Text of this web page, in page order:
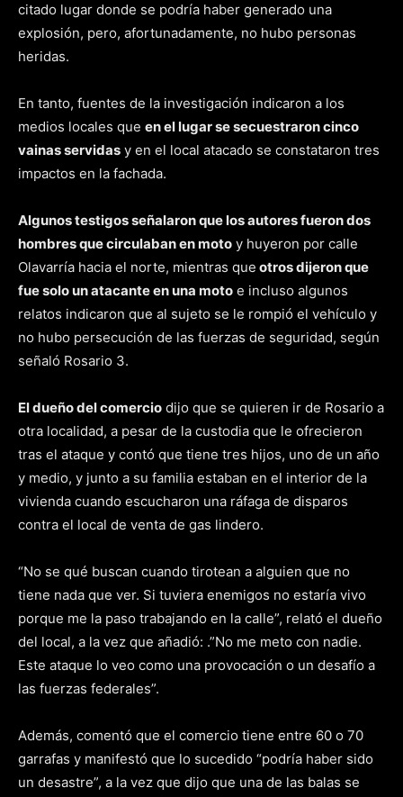
citado lugar donde se podría haber generado una
explosión, pero, afortunadamente, no hubo personas
heridas.
En tanto, fuentes de la investigación indicaron a los
medios locales que en el lugar se secuestraron cinco
vainas servidas y en el local atacado se constataron tres
impactos en la fachada.
Algunos testigos señalaron que los autores fueron dos
hombres que circulaban en moto y huyeron por calle
Olavarría hacia el norte, mientras que otros dijeron que
fue solo un atacante en una moto e incluso algunos
relatos indicaron que al sujeto se le rompió el vehículo y
no hubo persecución de las fuerzas de seguridad, según
señaló Rosario 3.
El dueño del comercio dijo que se quieren ir de Rosario a
otra localidad, a pesar de la custodia que le ofrecieron
tras el ataque y contó que tiene tres hijos, uno de un año
y medio, y junto a su familia estaban en el interior de la
vivienda cuando escucharon una ráfaga de disparos
contra el local de venta de gas lindero.
“No se qué buscan cuando tirotean a alguien que no
tiene nada que ver. Si tuviera enemigos no estaría vivo
porque me la paso trabajando en la calle”, relató el dueño
del local, a la vez que añadió: .”No me meto con nadie.
Este ataque lo veo como una provocación o un desafío a
las fuerzas federales”.
Además, comentó que el comercio tiene entre 60 o 70
garrafas y manifestó que lo sucedido “podría haber sido
un desastre”, a la vez que dijo que una de las balas se